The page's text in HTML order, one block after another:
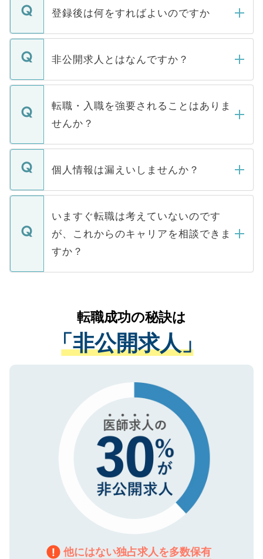
登録後は何をすればよいのですか
ご登録いただきましたら、弊社担当者がご
登録内容を確認し、その後メールもしくは
ます。通常、5営業日以内にはご連絡をせて
いただきますので、しばらくお待ちくださ
非公開求人とはなんですか？
マイナビDOCTORで取り扱っている求人の
うち約3割は、Webサイトからご覧いただ
けない「非公開求人」です。非公開求人は
下記の理由によって、一般には公開してい
ません。
■応募殺到を避けるため 人気のある医療機
関を公にしてしまうと、応募が殺到する場
に、医療機関が求める条件に合った人材の
みを人材紹介会社に依頼するケースが増え
ています。
転職・入職を強要されることはありま
せんか？
転職・入職を強要することは一切ありませ
ん。また、仮に応募先から内定をいただい
定を承諾する必要はありません。内定先へ
の辞退の連絡はキャリアパートナーが行い
個人情報は漏えいしませんか？
個人情報が漏えいすることはありませんの
で、ご安心ください。当サイトからの登録
などで収集したご登録者様の個人情報は、
ご本人のキャリアアップおよび転職活動の
支援を目的に使用いたします。お預かりし
ているすべての個人データはご本人の許可
は、個人情報の取り扱いについての厳密な
管理基準を満たした事業者のみに付与され
る、プライバシーマークを取得済みです。
で、機密保持に関してもご安心ください。
いますぐ転職は考えていないのです
が、これからのキャリアを相談できま
すか？
かがいして、現在の医療機関の状況や紹介
経験をまじえながら、適切なアドバイスを
させていただきます。すぐにご転職をされ
ない方には、長期的なサポートが可能です
ので、まずはご登録ください。
転職成功の秘訣は
「非公開求人」
他にはない独占求人を多数保有